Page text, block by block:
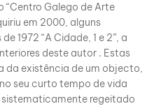
“Centro Galego de Arte
em 2000, alguns
1972 “A Cidade, 1 e 2”, a
deste autor . Estas
da existência de um objecto,
seu curto tempo de vida
regeitado